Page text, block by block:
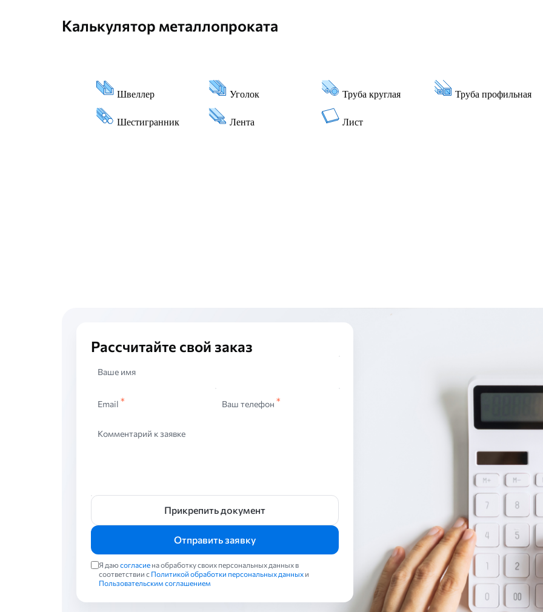
Калькулятор металлопроката
Рассчитайте свой заказ
Ваше имя
Email Ваш телефон
Комментарий к заявке
Прикрепить документ
Отправить заявку
Я даюсогласие на обработку своих персональных данных в
соответствии с Политикой обработки персональных данных и
Пользовательским соглашением